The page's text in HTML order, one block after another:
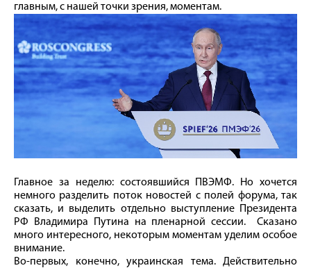
главным, с нашей точки зрения, моментам.
Главное за неделю: состоявшийся ПВЭМФ. Но хочется
немного разделить поток новостей с полей форума, так
сказать, и выделить отдельно выступление Президента
РФ Владимира Путина на пленарной сессии. Сказано
много интересного, некоторым моментам уделим особое
внимание.
Во-первых, конечно, украинская тема. Действительно